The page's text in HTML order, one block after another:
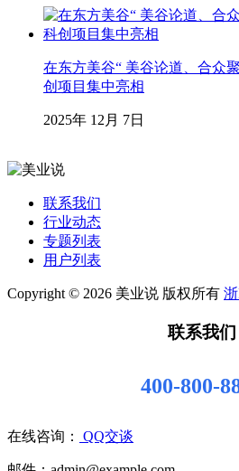
在东方美谷“ 美谷论道、合众
创项目集中亮相
2025年 12月 7日
联系我们
行业动态
专题列表
用户列表
Copyright © 2026 美业说 版权所有
联系我们
400-800-
在线咨询： QQ交谈